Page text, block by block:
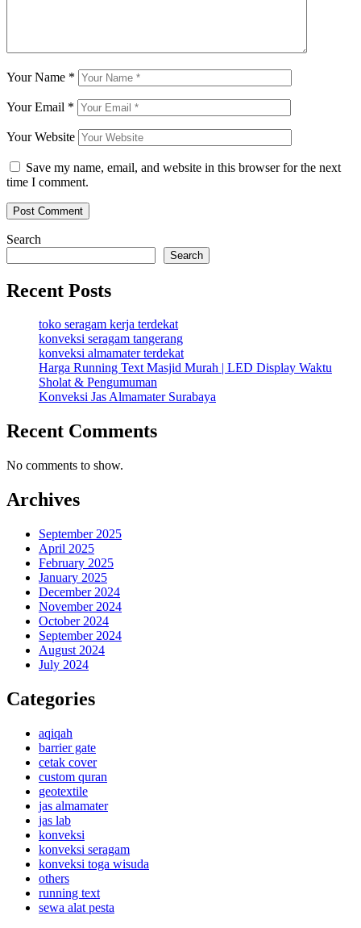
Your Name *
Your Email *
Your Website
Save my name, email, and website in this browser for the next
time I comment.
Search
Search
Recent Posts
toko seragam kerja terdekat
konveksi seragam tangerang
konveksi almamater terdekat
Harga Running Text Masjid Murah | LED Display Waktu
Sholat & Pengumuman
Konveksi Jas Almamater Surabaya
Recent Comments
No comments to show.
Archives
September 2025
April 2025
February 2025
January 2025
December 2024
November 2024
October 2024
September 2024
August 2024
July 2024
Categories
aqiqah
barrier gate
cetak cover
custom quran
geotextile
jas almamater
jas lab
konveksi
konveksi seragam
konveksi toga wisuda
others
running text
sewa alat pesta